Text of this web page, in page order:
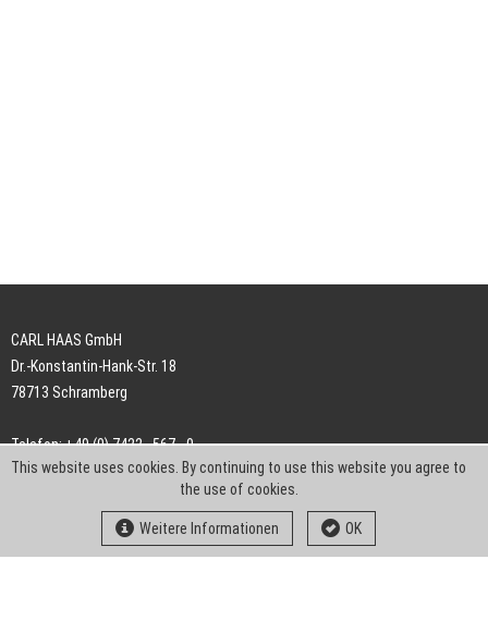
CARL HAAS GmbH
Dr.-Konstantin-Hank-Str. 18
78713 Schramberg
Telefon: +49 (0) 7422 . 567 - 0
Telefax: +49 (0) 7422 . 567 - 239
info-ch@kern-liebers.com
This website uses cookies. By continuing to use this website you agree to
the use of cookies.
Weitere Informationen OK